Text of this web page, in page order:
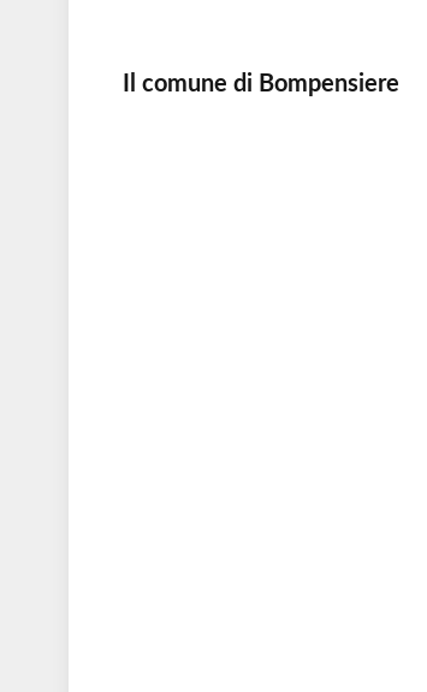
Il comune di Bompensiere